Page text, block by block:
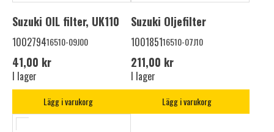
Suzuki OIL filter, UK110
100279416510-09J00
41,00 kr
I lager
Lägg i varukorg
Suzuki Oljefilter
100185116510-07J10
211,00 kr
I lager
Lägg i varukorg